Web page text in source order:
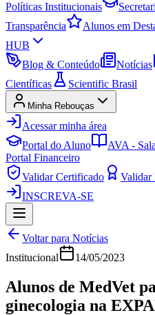
Políticas Institucionais
Transparência
Alunos em
HUB
Blog & Conteúdo
Notícias
Científicas
Scientific Brasil
Minha Rebouças
Acessar minha área
Portal do Aluno
AVA -
Portal Financeiro
Validar Certificado
Validar
INSCREVA-SE
Voltar para Notícias
Institucional
14/05/2023
Alunos de MedVet
ginecologia na